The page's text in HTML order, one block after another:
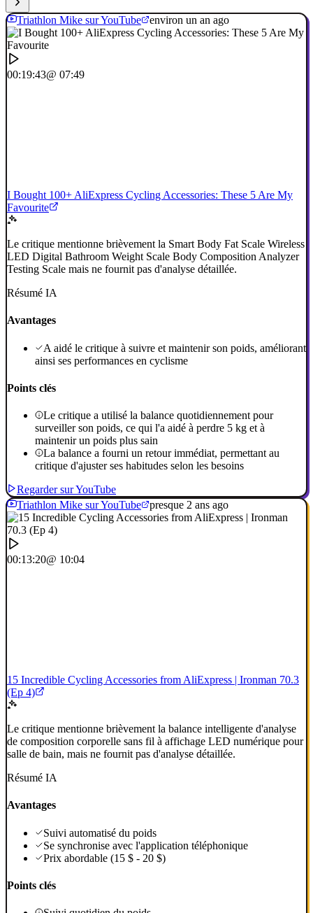
Triathlon Mike sur YouTube environ un an ago
00:19:43@ 07:49
I Bought 100+ AliExpress Cycling Accessories: These 5 Are My
Favourite
Le critique mentionne brièvement la Smart Body Fat Scale Wireless
LED Digital Bathroom Weight Scale Body Composition Analyzer
Testing Scale mais ne fournit pas d'analyse détaillée.
Résumé IA
Avantages
A aidé le critique à suivre et maintenir son poids, améliorant
ainsi ses performances en cyclisme
Points clés
Le critique a utilisé la balance quotidiennement pour
surveiller son poids, ce qui l'a aidé à perdre 5 kg et à
maintenir un poids plus sain
La balance a fourni un retour immédiat, permettant au
critique d'ajuster ses habitudes selon les besoins
Regarder sur YouTube
Triathlon Mike sur YouTube
presque 2 ans ago
00:13:20@ 10:04
15 Incredible Cycling Accessories from AliExpress | Ironman 70.3
(Ep 4)
Le critique mentionne brièvement la balance intelligente d'analyse
de composition corporelle sans fil à affichage LED numérique pour
salle de bain, mais ne fournit pas d'analyse détaillée.
Résumé IA
Avantages
Suivi automatisé du poids
Se synchronise avec l'application téléphonique
Prix abordable (15 $ - 20 $)
Points clés